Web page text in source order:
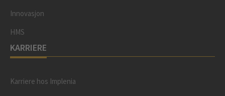
Innovasjon
HMS
KARRIERE
Karriere hos Implenia